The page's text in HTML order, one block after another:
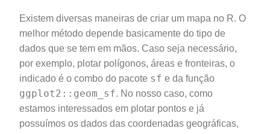
Existem diversas maneiras de criar um mapa no R. O
melhor método depende basicamente do tipo de
dados que se tem em mãos. Caso seja necessário,
por exemplo, plotar polígonos, áreas e fronteiras, o
indicado é o combo do pacote sf e da função
ggplot2::geom_sf. No nosso caso, como
estamos interessados em plotar pontos e já
possuímos os dados das coordenadas geográficas,